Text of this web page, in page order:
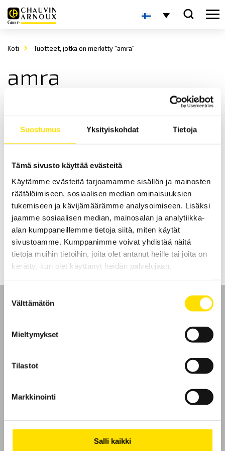
Suostumus Yksityiskohdat Tietoja
Tämä sivusto käyttää evästeitä
Käytämme evästeitä tarjoamamme sisällön ja mainosten
räätälöimiseen, sosiaalisen median ominaisuuksien
tukemiseen ja kävijämäärämme analysoimiseen. Lisäksi
jaamme sosiaalisen median, mainosalan ja analytiikka-
alan kumppaneillemme tietoja siitä, miten käytät
sivustoamme. Kumppanimme voivat yhdistää näitä
tietoja muihin tietoihin, joita olet antanut heille tai joita on
kerätty, kun olet käyttänyt heidän palvelujaan.
valinta
Välttämätön
Mieltymykset
Tilastot
Markkinointi
Salli kaikki
Koti Tuotteet, jotka on merkitty "amra"
amra
AMRA ja AMRA-MTI releet
AMRA on yksi maailman johtavista, elektromekaanisten releiden
valmistajista. AMRA valmistaa junaraideliikenteeseen sekä
muuntaja-asemiin soveltuvia releitä.
LUE LISÄÄ
GDPR
Evästeet